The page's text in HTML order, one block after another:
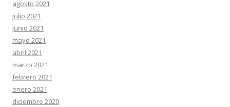
agosto 2021
julio 2021
junio 2021
mayo 2021
abril 2021
marzo 2021
febrero 2021
enero 2021
diciembre 2020